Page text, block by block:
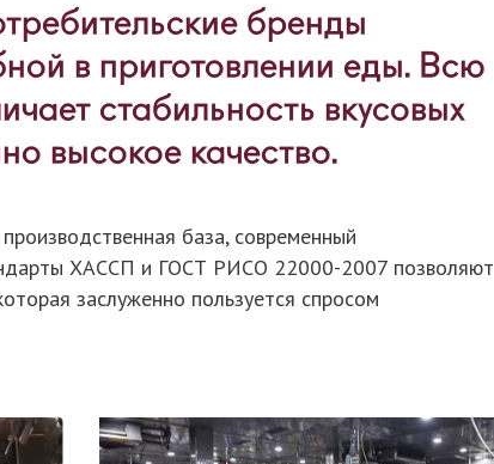
бренды
в приготовлении еды. Всю
стабильность вкусовых
высокое качество.
база, современный
ХАССП и ГОСТ РИСО 22000-2007 позволяют
заслуженно пользуется спросом